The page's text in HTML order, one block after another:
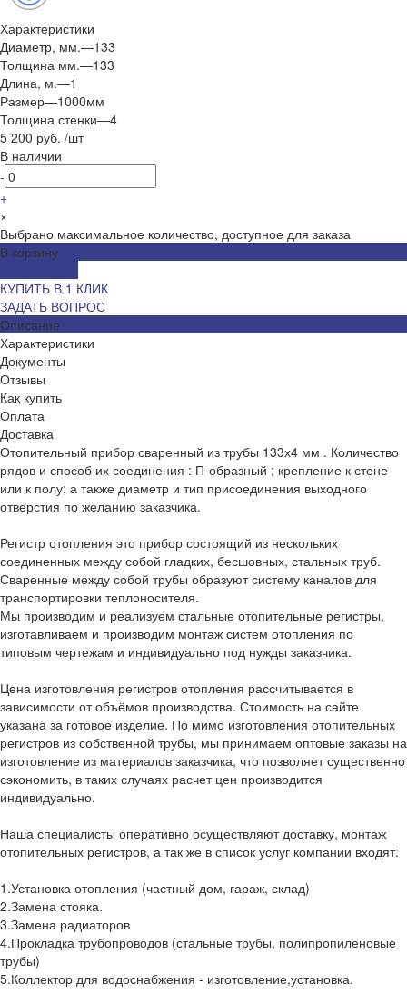
Характеристики
Диаметр, мм.—133
Толщина мм.—133
Длина, м.—1
Размер—1000мм
Толщина стенки—4
5 200 руб. /шт
В наличии
-
+
×
Выбрано максимальное количество, доступное для заказа
В корзину
КУПИТЬ В 1 КЛИК
ЗАДАТЬ ВОПРОС
Описание
Характеристики
Документы
Отзывы
Как купить
Оплата
Доставка
Отопительный прибор сваренный из трубы 133х4 мм . Количество
рядов и способ их соединения : П-образный ; крепление к стене
или к полу; а также диаметр и тип присоединения выходного
отверстия по желанию заказчика.
Регистр отопления это прибор состоящий из нескольких
соединенных между собой гладких, бесшовных, стальных труб.
Сваренные между собой трубы образуют систему каналов для
транспортировки теплоносителя.
Мы производим и реализуем стальные отопительные регистры,
изготавливаем и производим монтаж систем отопления по
типовым чертежам и индивидуально под нужды заказчика.
Цена изготовления регистров отопления рассчитывается в
зависимости от объёмов производства. Стоимость на сайте
указана за готовое изделие. По мимо изготовления отопительных
регистров из собственной трубы, мы принимаем оптовые заказы на
изготовление из материалов заказчика, что позволяет существенно
сэкономить, в таких случаях расчет цен производится
индивидуально.
Наша специалисты оперативно осуществляют доставку, монтаж
отопительных регистров, а так же в список услуг компании входят:
1.Установка отопления (частный дом, гараж, склад)
2.Замена стояка.
3.Замена радиаторов
4.Прокладка трубопроводов (стальные трубы, полипропиленовые
трубы)
5.Коллектор для водоснабжения - изготовление,установка.